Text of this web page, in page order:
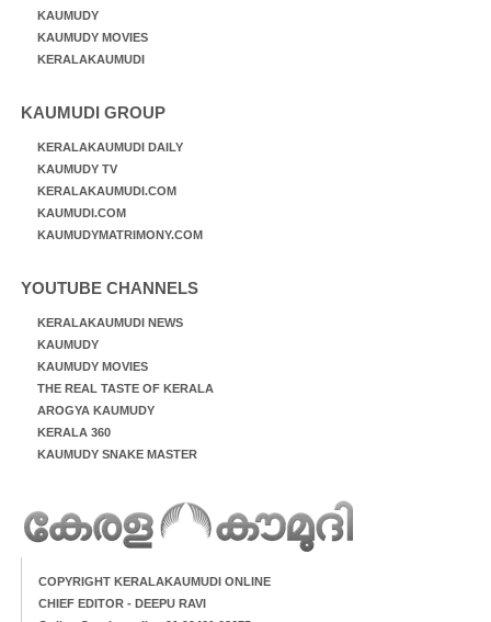
KAUMUDY
KAUMUDY MOVIES
KERALAKAUMUDI
KAUMUDI GROUP
KERALAKAUMUDI DAILY
KAUMUDY TV
KERALAKAUMUDI.COM
KAUMUDI.COM
KAUMUDYMATRIMONY.COM
YOUTUBE CHANNELS
KERALAKAUMUDI NEWS
KAUMUDY
KAUMUDY MOVIES
THE REAL TASTE OF KERALA
AROGYA KAUMUDY
KERALA 360
KAUMUDY SNAKE MASTER
COPYRIGHT KERALAKAUMUDI ONLINE
CHIEF EDITOR - DEEPU RAVI